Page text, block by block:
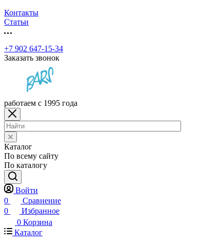
Контакты
Статьи
+7 902 647-15-34
Заказать звонок
работаем с 1995 года
Каталог
По всему сайту
По каталогу
Войти
0
Сравнение
0
Избранное
0 Корзина
Каталог